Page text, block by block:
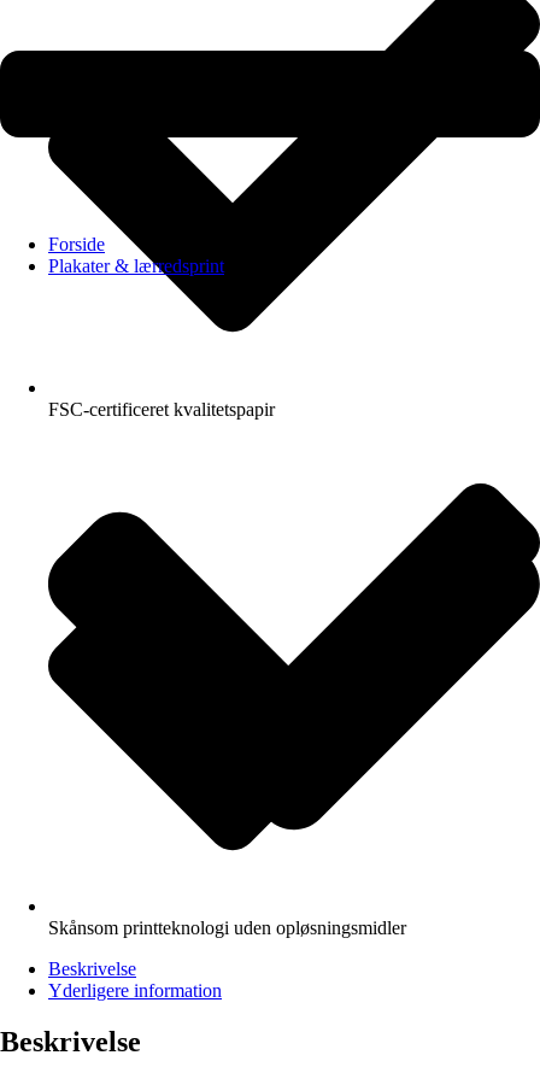
Forside
Plakater & lærredsprint
FSC-certificeret kvalitetspapir
Skånsom printteknologi uden opløsningsmidler
Beskrivelse
Yderligere information
Beskrivelse